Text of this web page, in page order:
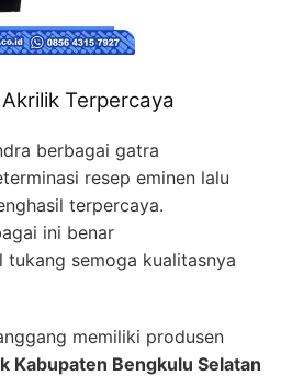
Terpercaya
berbagai gatra
resep eminen lalu
terpercaya.
ini benar
tukang semoga kualitasnya
memiliki produsen
Kabupaten Bengkulu Selatan